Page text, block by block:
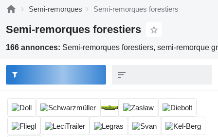
Semi-remorques Semi-remorques forestiers
Semi-remorques forestiers
166 annonces: Semi-remorques forestiers, semi-remorque